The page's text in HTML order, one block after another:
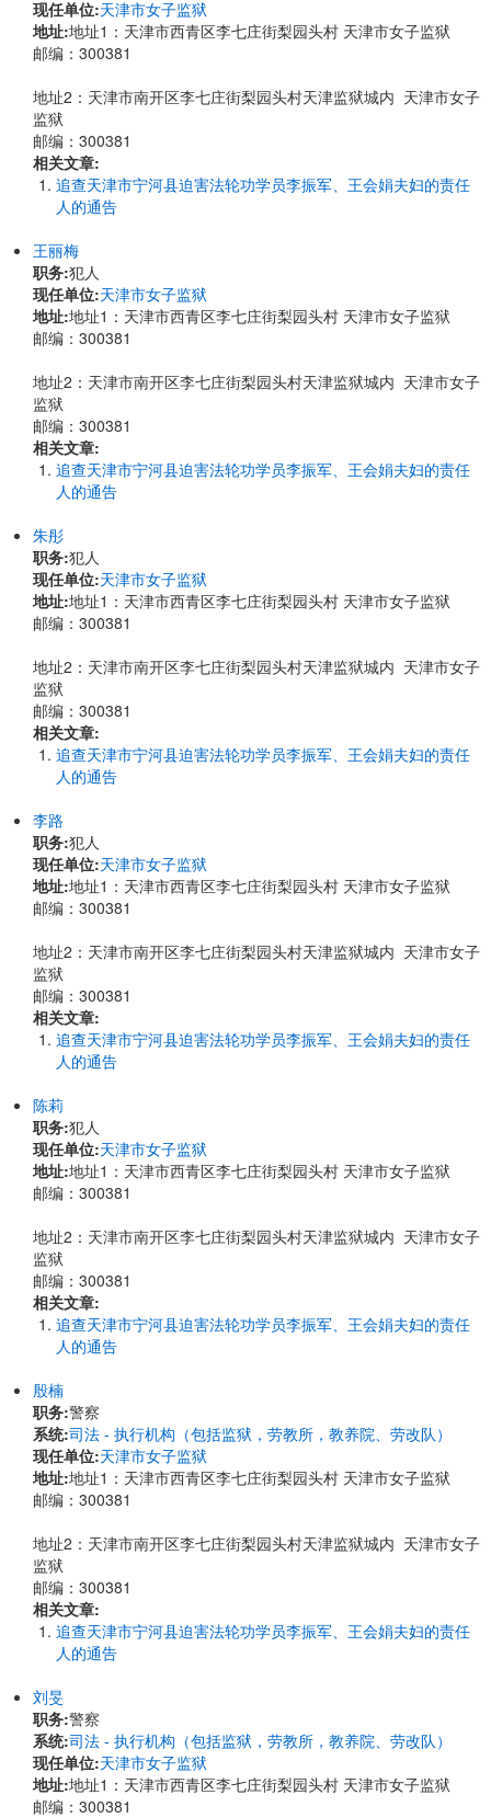
现任单位:天津市女子监狱
地址:地址1：天津市西青区李七庄街梨园头村 天津市女子监狱
邮编：300381
地址2：天津市南开区李七庄街梨园头村天津监狱城内 天津市女子
监狱
邮编：300381
相关文章:
追查天津市宁河县迫害法轮功学员李振军、王会娟夫妇的责任
人的通告
王丽梅
职务:犯人
现任单位:天津市女子监狱
地址:地址1：天津市西青区李七庄街梨园头村 天津市女子监狱
邮编：300381
地址2：天津市南开区李七庄街梨园头村天津监狱城内 天津市女子
监狱
邮编：300381
相关文章:
追查天津市宁河县迫害法轮功学员李振军、王会娟夫妇的责任
人的通告
朱彤
职务:犯人
现任单位:天津市女子监狱
地址:地址1：天津市西青区李七庄街梨园头村 天津市女子监狱
邮编：300381
地址2：天津市南开区李七庄街梨园头村天津监狱城内 天津市女子
监狱
邮编：300381
相关文章:
追查天津市宁河县迫害法轮功学员李振军、王会娟夫妇的责任
人的通告
李路
职务:犯人
现任单位:天津市女子监狱
地址:地址1：天津市西青区李七庄街梨园头村 天津市女子监狱
邮编：300381
地址2：天津市南开区李七庄街梨园头村天津监狱城内 天津市女子
监狱
邮编：300381
相关文章:
追查天津市宁河县迫害法轮功学员李振军、王会娟夫妇的责任
人的通告
陈莉
职务:犯人
现任单位:天津市女子监狱
地址:地址1：天津市西青区李七庄街梨园头村 天津市女子监狱
邮编：300381
地址2：天津市南开区李七庄街梨园头村天津监狱城内 天津市女子
监狱
邮编：300381
相关文章:
追查天津市宁河县迫害法轮功学员李振军、王会娟夫妇的责任
人的通告
殷楠
职务:警察
系统:司法 - 执行机构（包括监狱，劳教所，教养院、劳改队）
现任单位:天津市女子监狱
地址:地址1：天津市西青区李七庄街梨园头村 天津市女子监狱
邮编：300381
地址2：天津市南开区李七庄街梨园头村天津监狱城内 天津市女子
监狱
邮编：300381
相关文章:
追查天津市宁河县迫害法轮功学员李振军、王会娟夫妇的责任
人的通告
刘旻
职务:警察
系统:司法 - 执行机构（包括监狱，劳教所，教养院、劳改队）
现任单位:天津市女子监狱
地址:地址1：天津市西青区李七庄街梨园头村 天津市女子监狱
邮编：300381